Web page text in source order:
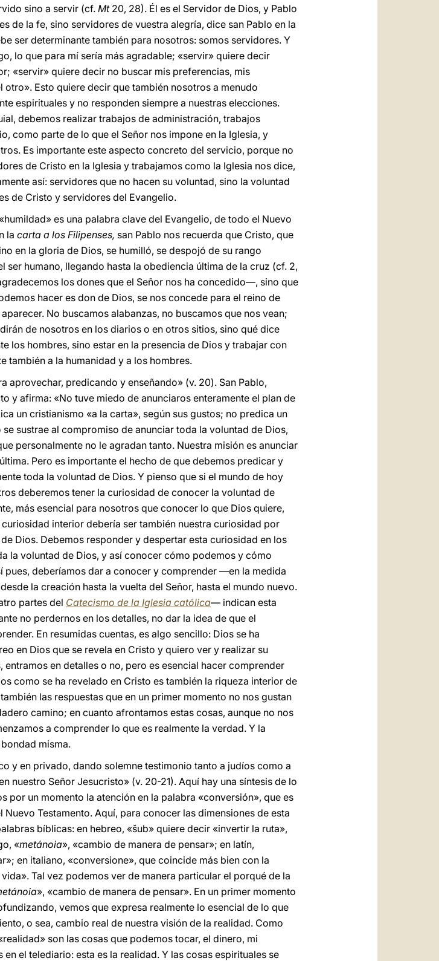
sino a servir (cf. Mt20, 28). Él es el Servidor de Dios, y Pablo
de la fe, sino servidores de vuestra alegría, dice san Pablo en la
ser determinante también para nosotros: somos servidores. Y
lo que para mí sería más agradable; «servir» quiere decir
«servir» quiere decir no buscar mis preferencias, mis
Esto quiere decir que también nosotros a menudo
espirituales y no responden siempre a nuestras elecciones.
debemos realizar trabajos de administración, trabajos
como parte de lo que el Señor nos impone en la Iglesia, y
Es importante este aspecto concreto del servicio, porque no
de Cristo en la Iglesia y trabajamos como la Iglesia nos dice,
así: servidores que no hacen su voluntad, sino la voluntad
de Cristo y servidores del Evangelio.
es una palabra clave del Evangelio, de todo el Nuevo
la carta a los Filipenses, san Pablo nos recuerda que Cristo, que
en la gloria de Dios, se humilló, se despojó de su rango
humano, llegando hasta la obediencia última de la cruz (cf. 2,
los dones que el Señor nos ha concedido—, sino que
hacer es don de Dios, se nos concede para el reino de
No buscamos alabanzas, no buscamos que nos vean;
de nosotros en los diarios o en otros sitios, sino qué dice
los hombres, sino estar en la presencia de Dios y trabajar con
también a la humanidad y a los hombres.
aprovechar, predicando y enseñando» (v. 20). San Pablo,
y afirma: «No tuve miedo de anunciaros enteramente el plan de
un cristianismo «a la carta», según sus gustos; no predica un
sustrae al compromiso de anunciar toda la voluntad de Dios,
personalmente no le agradan tanto. Nuestra misión es anunciar
Pero es importante el hecho de que debemos predicar y
toda la voluntad de Dios. Y pienso que si el mundo de hoy
deberemos tener la curiosidad de conocer la voluntad de
más esencial para nosotros que conocer lo que Dios quiere,
interior debería ser también nuestra curiosidad por
Dios. Debemos responder y despertar esta curiosidad en los
la voluntad de Dios, y así conocer cómo podemos y cómo
pues, deberíamos dar a conocer y comprender —en la medida
la creación hasta la vuelta del Señor, hasta el mundo nuevo.
partes del Catecismo de la Iglesia católica— indican esta
no perdernos en los detalles, no dar la idea de que el
En resumidas cuentas, es algo sencillo: Dios se ha
en Dios que se revela en Cristo y quiero ver y realizar su
en detalles o no, pero es esencial hacer comprender
como se ha revelado en Cristo es también la riqueza interior de
las respuestas que en un primer momento no nos gustan
camino; en cuanto afrontamos estas cosas, aunque no nos
a comprender lo que es realmente la verdad. Y la
misma.
y en privado, dando solemne testimonio tanto a judíos como a
nuestro Señor Jesucristo» (v. 20-21). Aquí hay una síntesis de lo
por un momento la atención en la palabra «conversión», que es
Testamento. Aquí, para conocer las dimensiones de esta
bíblicas: en hebreo, «šub» quiere decir «invertir la ruta»,
«metánoia», «cambio de manera de pensar»; en latín,
en italiano, «conversione», que coincide más bien con la
Tal vez podemos ver de manera particular el porqué de la
», «cambio de manera de pensar». En un primer momento
vemos que expresa realmente lo esencial de lo que
o sea, cambio real de nuestra visión de la realidad. Como
son las cosas que podemos tocar, el dinero, mi
el telediario: esta es la realidad. Y las cosas espirituales se